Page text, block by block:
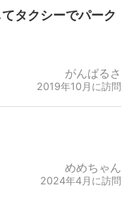
タクシーでパーク
がんばるさ
2019年10月に訪問
めめちゃん
2024年4月に訪問